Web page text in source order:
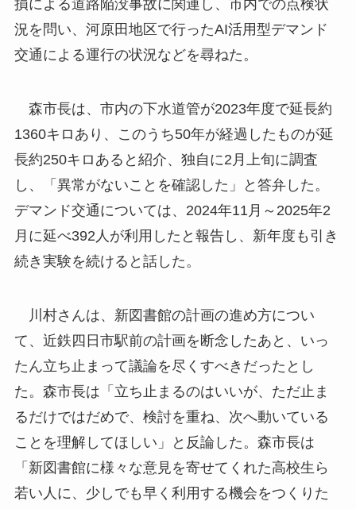
損による道路陥没事故に関連し、市内での点検状
況を問い、河原田地区で行ったAI活用型デマンド
交通による運行の状況などを尋ねた。
森市長は、市内の下水道管が2023年度で延長約
1360キロあり、このうち50年が経過したものが延
長約250キロあると紹介、独自に2月上旬に調査
し、「異常がないことを確認した」と答弁した。
デマンド交通については、2024年11月～2025年2
月に延べ392人が利用したと報告し、新年度も引き
続き実験を続けると話した。
川村さんは、新図書館の計画の進め方につい
て、近鉄四日市駅前の計画を断念したあと、いっ
たん立ち止まって議論を尽くすべきだったとし
た。森市長は「立ち止まるのはいいが、ただ止ま
るだけではだめで、検討を重ね、次へ動いている
ことを理解してほしい」と反論した。森市長は
「新図書館に様々な意見を寄せてくれた高校生ら
若い人に、少しでも早く利用する機会をつくりた